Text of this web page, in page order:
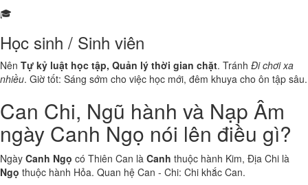
🎓
Học sinh / Sinh viên
Nên Tự kỷ luật học tập, Quản lý thời gian chặt. Tránh Đi chơi xa
nhiều. Giờ tốt: Sáng sớm cho việc học mới, đêm khuya cho ôn tập sâu.
Can Chi, Ngũ hành và Nạp Âm
ngày Canh Ngọ nói lên điều gì?
Ngày Canh Ngọ có Thiên Can là Canh thuộc hành Kim, Địa Chi là
Ngọ thuộc hành Hỏa. Quan hệ Can - Chi: Chi khắc Can.